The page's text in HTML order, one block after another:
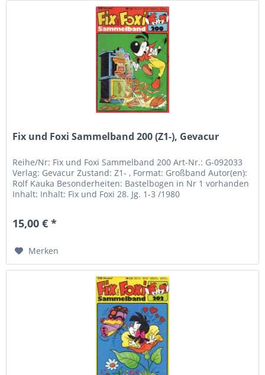
Fix und Foxi Sammelband 200 (Z1-), Gevacur
Reihe/Nr: Fix und Foxi Sammelband 200 Art-Nr.: G-092033
Verlag: Gevacur Zustand: Z1- , Format: Großband Autor(en):
Rolf Kauka Besonderheiten: Bastelbogen in Nr 1 vorhanden
Inhalt: Inhalt: Fix und Foxi 28. Jg. 1-3 /1980
15,00 € *
Merken